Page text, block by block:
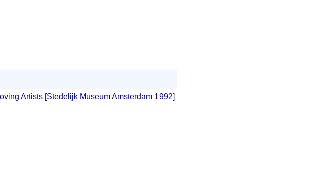
Artists [Stedelijk Museum Amsterdam 1992]